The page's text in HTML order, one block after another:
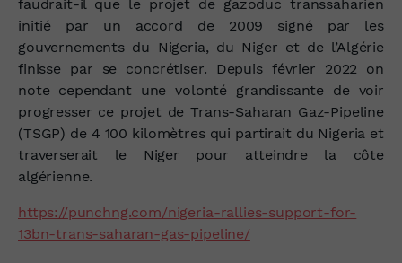
faudrait-il que le projet de gazoduc transsaharien
initié par un accord de 2009 signé par les
gouvernements du Nigeria, du Niger et de l’Algérie
finisse par se concrétiser. Depuis février 2022 on
note cependant une volonté grandissante de voir
progresser ce projet de Trans-Saharan Gaz-Pipeline
(TSGP) de 4 100 kilomètres qui partirait du Nigeria et
traverserait le Niger pour atteindre la côte
algérienne.
https://punchng.com/nigeria-rallies-support-for-
13bn-trans-saharan-gas-pipeline/